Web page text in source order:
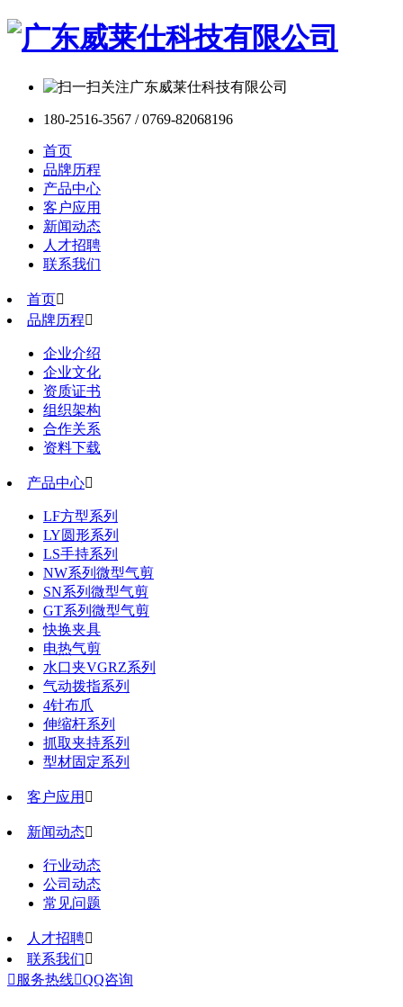
180-2516-3567 / 0769-82068196
首页
品牌历程
产品中心
客户应用
新闻动态
人才招聘
联系我们
首页
品牌历程
企业介绍
企业文化
资质证书
组织架构
合作关系
资料下载
产品中心
LF方型系列
LY圆形系列
LS手持系列
NW系列微型气剪
SN系列微型气剪
GT系列微型气剪
快换夹具
电热气剪
水口夹VGRZ系列
气动拨指系列
4针布爪
伸缩杆系列
抓取夹持系列
型材固定系列
客户应用 
新闻动态
行业动态
公司动态
常见问题
人才招聘
联系我们
 服务热线QQ咨询